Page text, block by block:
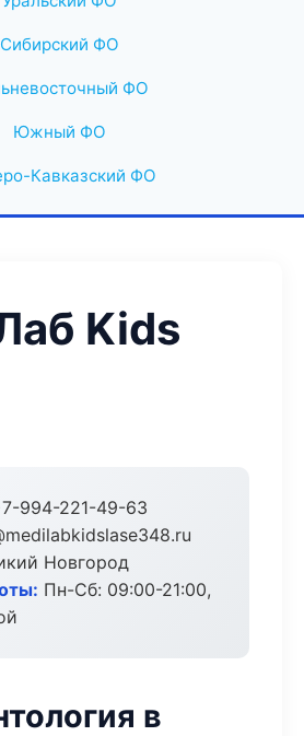
Сибирский ФО
ФО
Южный ФО
Кавказский ФО
Kids
994-221-49-63
Новгород
Пн-Сб: 09:00-21:00,
в